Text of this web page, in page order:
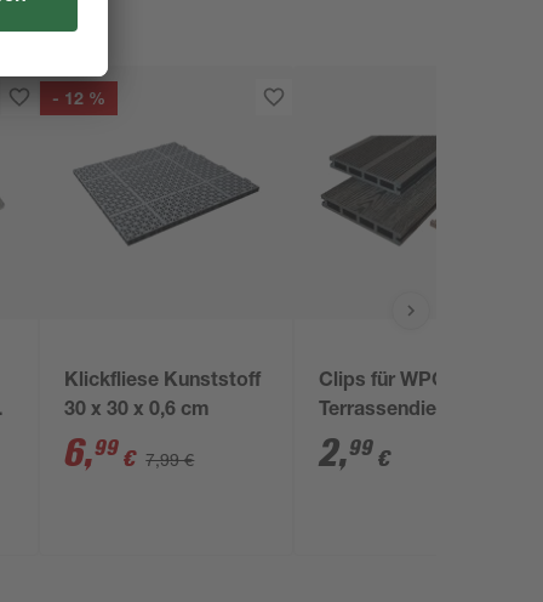
- 12 %
Klickfliese Kunststoff
30 x 30 x 0,6 cm
6,99 € 7,99 €
Clips für WPC-
Terrassendielen, 8
Stück
2,99 €